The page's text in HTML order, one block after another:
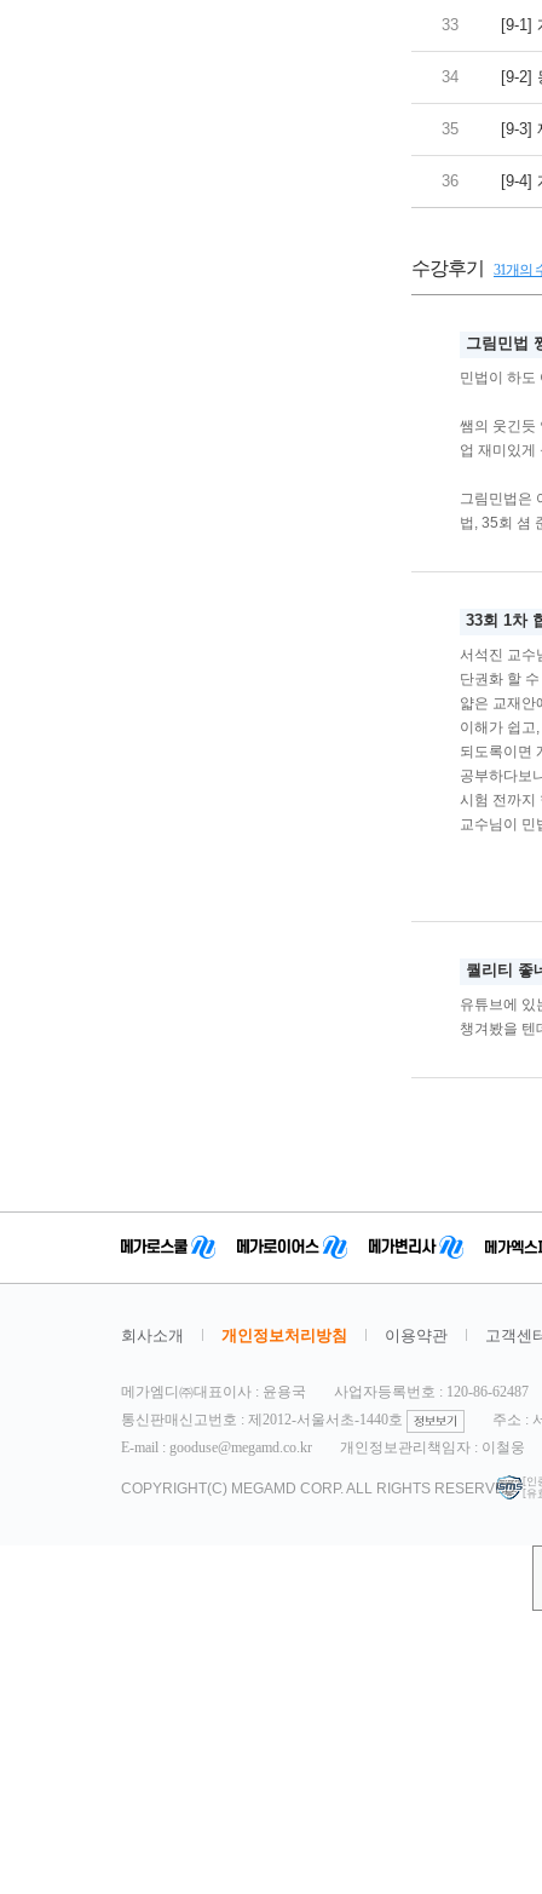
33 [9-1]
34 [9-2]
35 [9-3]
36 [9-4]
수강후기 31개의
그림민법
민법이 하도
쌤의 웃긴듯
업 재미있게
그림민법은
법, 35회 셤
33회 1차
서석진 교수
단권화 할
얇은 교재안
이해가 쉽고
되도록이면
공부하다보
시험 전까지
교수님이 민
퀄리티 좋
유튜브에 있
챙겨봤을 텐
회사소개 개인정보처리방침 이용약관 고객센
메가엠디㈜대표이사 : 윤용국
사업자등록번호 : 120-86-62487
통신판매신고번호 : 제2012-서울서초-1440호
주소 :
E-mail : gooduse@megamd.co.kr
개인정보관리책임자 : 이철웅
COPYRIGHT(C) MEGAMD CORP. ALL RIGHTS RESERVED. [인
[유